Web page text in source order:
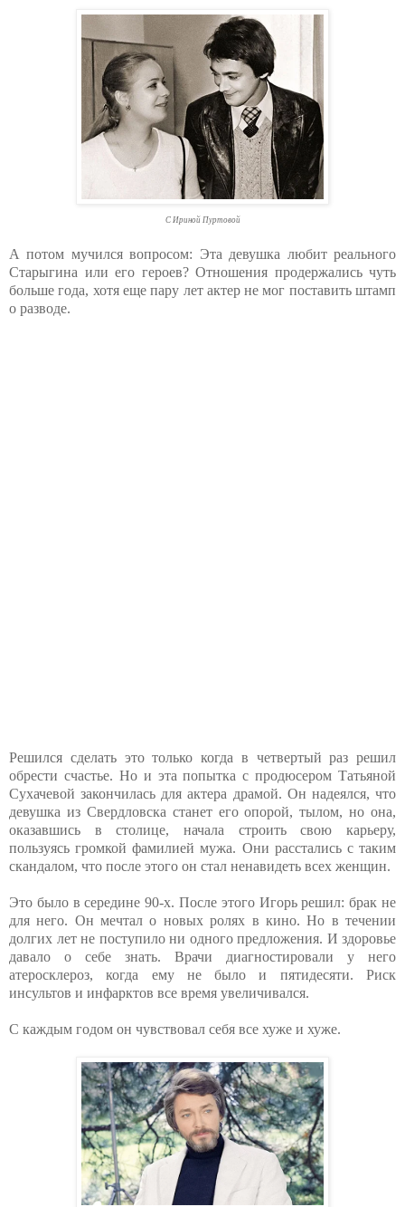
С Ириной Пуртовой
А потом мучился вопросом: Эта девушка любит реального
Старыгина или его героев? Отношения продержались чуть
больше года, хотя еще пару лет актер не мог поставить штамп
о разводе.
Решился сделать это только когда в четвертый раз решил
обрести счастье. Но и эта попытка с продюсером Татьяной
Сухачевой закончилась для актера драмой. Он надеялся, что
девушка из Свердловска станет его опорой, тылом, но она,
оказавшись в столице, начала строить свою карьеру,
пользуясь громкой фамилией мужа. Они расстались с таким
скандалом, что после этого он стал ненавидеть всех женщин.
Это было в середине 90-х. После этого Игорь решил: брак не
для него. Он мечтал о новых ролях в кино. Но в течении
долгих лет не поступило ни одного предложения. И здоровье
давало о себе знать. Врачи диагностировали у него
атеросклероз, когда ему не было и пятидесяти. Риск
инсультов и инфарктов все время увеличивался.
С каждым годом он чувствовал себя все хуже и хуже.